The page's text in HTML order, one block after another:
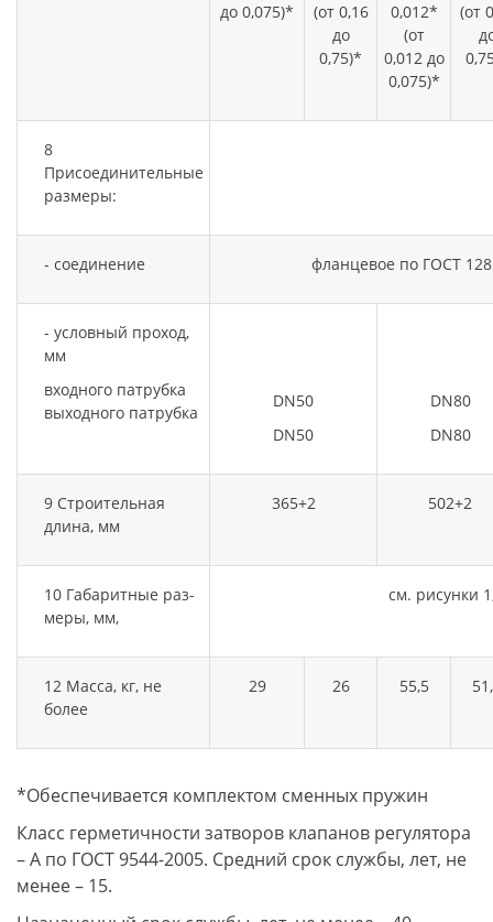
до 0,075)*
(от 0,16
до
0,75)*
0,012*
(от
0,012 до
0,075)*
(от
8
Присоединительные
размеры:
- соединение фланцевое по ГОСТ
- условный проход,
мм
входного патрубка
выходного патрубка
DN50
DN50
DN80
DN80
9 Строительная
длина, мм
365+2 502+2
10 Габаритные раз-
меры, мм,
см. рисунки
12 Масса, кг, не
более
29 26 55,5
*Обеспечивается комплектом сменных пружин
Класс герметичности затворов клапанов регулятора
– А по ГОСТ 9544-2005. Средний срок службы, лет, не
менее – 15.